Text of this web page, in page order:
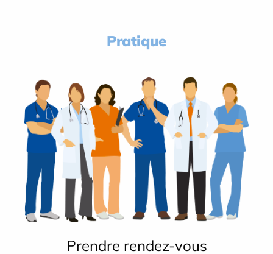
Pratique
Prendre rendez-vous